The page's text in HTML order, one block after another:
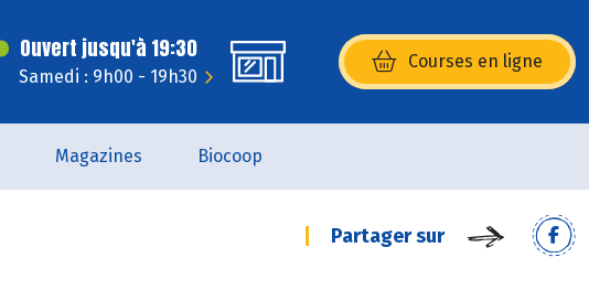
Ouvert jusqu'à 19:30
Samedi : 9h00 - 19h30
Courses en ligne
(s’ouvre dans une nouvelle
Magazines Biocoop
Partager sur